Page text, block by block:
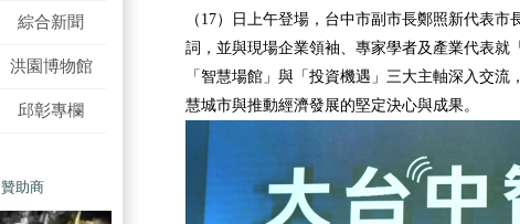
綜合新聞
洪園博物館
邱彰專欄
贊助商
（17）日上午登場，台中市副市長鄭照新代表市
詞，並與現場企業領袖、專家學者及產業代表就
「智慧場館」與「投資機遇」三大主軸深入交流
慧城市與推動經濟發展的堅定決心與成果。